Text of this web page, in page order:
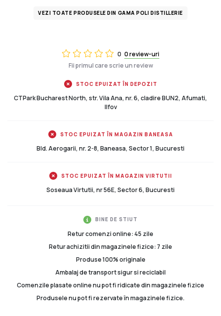
0 0 review-uri
Fii primul care scrie un review
STOC EPUIZAT ÎN DEPOZIT
CTPark Bucharest North, str. Vila Ana, nr. 6, cladire BUN2, Afumati,
Ilfov
STOC EPUIZAT ÎN MAGAZIN BANEASA
Bld. Aerogarii, nr. 2-8, Baneasa, Sector 1, Bucuresti
STOC EPUIZAT ÎN MAGAZIN VIRTUTII
Soseaua Virtutii, nr 56E, Sector 6, Bucuresti
BINE DE STIUT
Retur comenzi online: 45 zile
Retur achizitii din magazinele fizice: 7 zile
Produse 100% originale
Ambalaj de transport sigur si reciclabil
Comenzile plasate online nu pot fi ridicate din magazinele fizice
Produsele nu pot fi rezervate în magazinele fizice.
VEZI TOATE PRODUSELE DIN GAMA POLI DISTILLERIE